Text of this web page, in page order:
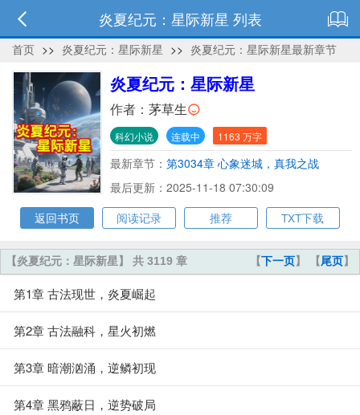
炎夏纪元：星际新星 列表
首页 >> 炎夏纪元：星际新星 >> 炎夏纪元：星际新星最新章节
炎夏纪元：星际新星
作者： 茅草生
科幻小说 连载中 1163 万字
最新章节： 第3034章 心象迷城，真我之战
最后更新：2025-11-18 07:30:09
返回书页
阅读记录 推荐 TXT下载
【下一页】 【尾页】
【炎夏纪元：星际新星】 共 3119 章
第1章 古法现世，炎夏崛起
第2章 古法融科，星火初燃
第3章 暗潮汹涌，逆鳞初现
第4章 黑鸦蔽日，逆势破局